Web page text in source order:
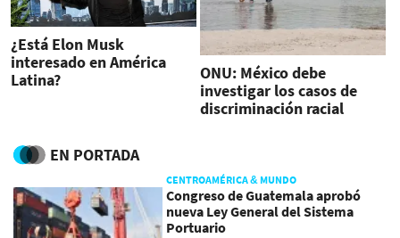
¿Está Elon Musk
interesado en América
Latina?
ONU: México debe
investigar los casos de
discriminación racial
EN PORTADA
CENTROAMÉRICA & MUNDO
Congreso de Guatemala aprobó
nueva Ley General del Sistema
Portuario